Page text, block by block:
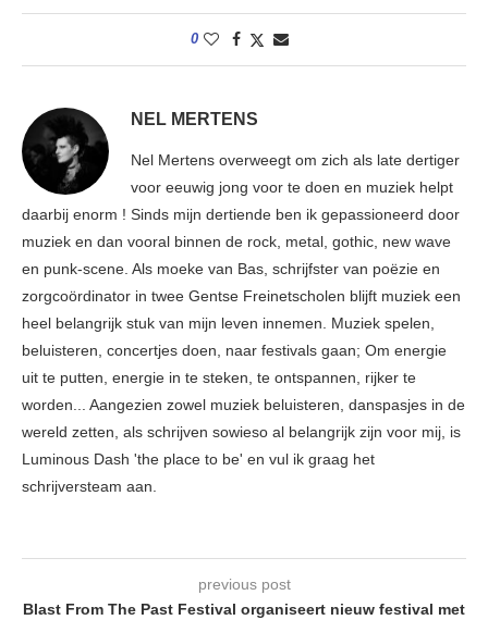
0
NEL MERTENS
Nel Mertens overweegt om zich als late dertiger
voor eeuwig jong voor te doen en muziek helpt
daarbij enorm ! Sinds mijn dertiende ben ik gepassioneerd door
muziek en dan vooral binnen de rock, metal, gothic, new wave
en punk-scene. Als moeke van Bas, schrijfster van poëzie en
zorgcoördinator in twee Gentse Freinetscholen blijft muziek een
heel belangrijk stuk van mijn leven innemen. Muziek spelen,
beluisteren, concertjes doen, naar festivals gaan; Om energie
uit te putten, energie in te steken, te ontspannen, rijker te
worden... Aangezien zowel muziek beluisteren, danspasjes in de
wereld zetten, als schrijven sowieso al belangrijk zijn voor mij, is
Luminous Dash 'the place to be' en vul ik graag het
schrijversteam aan.
previous post
Blast From The Past Festival organiseert nieuw festival met